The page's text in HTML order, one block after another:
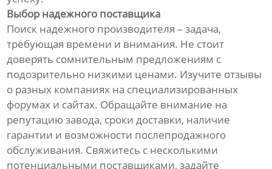
Выбор надежного поставщика
Поиск надежного производителя – задача,
требующая времени и внимания. Не стоит
доверять сомнительным предложениям с
подозрительно низкими ценами. Изучите отзывы
о разных компаниях на специализированных
форумах и сайтах. Обращайте внимание на
репутацию завода, сроки доставки, наличие
гарантии и возможности послепродажного
обслуживания. Свяжитесь с несколькими
потенциальными поставщиками, задайте